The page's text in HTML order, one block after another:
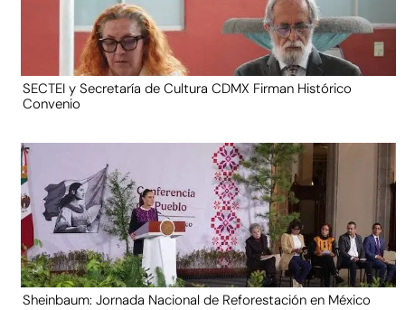
SECTEI y Secretaría de Cultura CDMX Firman Histórico
Convenio
Sheinbaum: Jornada Nacional de Reforestación en México